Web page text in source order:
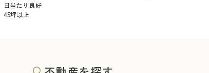
日当たり良好
45坪以上